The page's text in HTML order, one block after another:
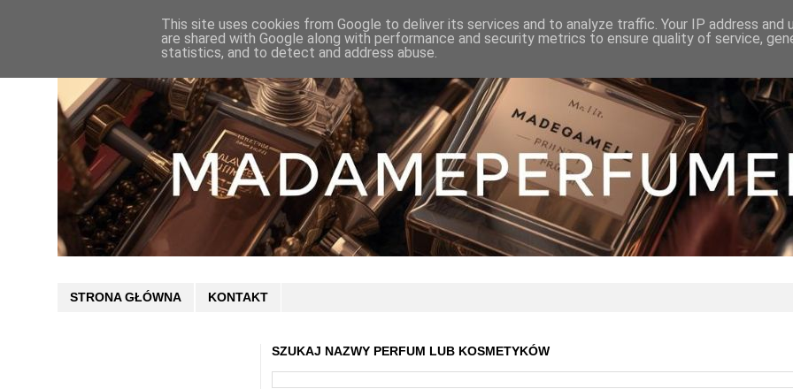
STRONA GŁÓWNA KONTAKT
SZUKAJ NAZWY PERFUM LUB KOSMETYKÓW
This site uses cookies from Google to deliver its services and to analyze traffic. Your IP address and
are shared with Google along with performance and security metrics to ensure quality of service,
statistics, and to detect and address abuse.